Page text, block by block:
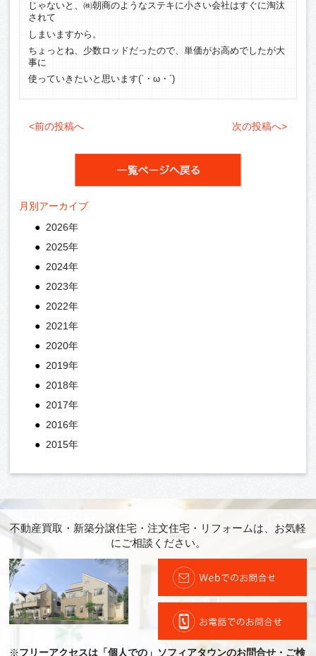
じゃないと、㈱朝商のようなステキに小さい会社はすぐに淘汰
されて
しまいますから。
ちょっとね、少数ロッドだったので、単価がお高めでしたが大
事に
使っていきたいと思います(`・ω・´)ゞ
<前の投稿へ 次の投稿へ>
月別アーカイブ
2026年
2025年
2024年
2023年
2022年
2021年
2020年
2019年
2018年
2017年
2016年
2015年
不動産買取・新築分譲住宅・注文住宅・リフォームは、お気軽
にご相談ください。
※フリーアクセスは「個人での」ソフィアタウンのお問合せ・ご検